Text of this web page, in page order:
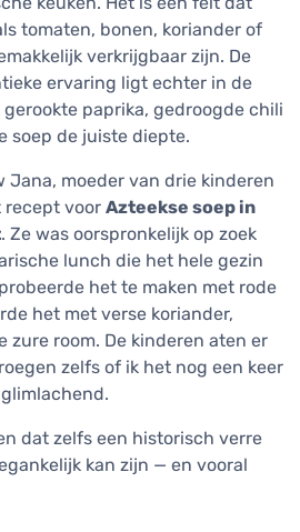
tomaten, bonen, koriander of
verkrijgbaar zijn. De
ervaring ligt echter in de
paprika, gedroogde chili
soep de juiste diepte.
Jana, moeder van drie kinderen
recept voor Azteekse soep in
. Ze was oorspronkelijk op zoek
lunch die het hele gezin
het te maken met rode
het met verse koriander,
zure room. De kinderen aten er
zelfs of ik het nog een keer
dat zelfs een historisch verre
kan zijn — en vooral